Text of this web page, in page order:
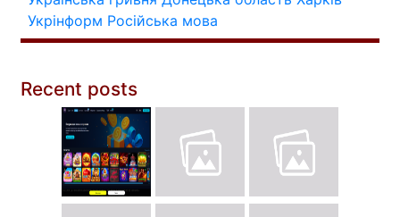
Укрінформ Російська мова
Recent posts